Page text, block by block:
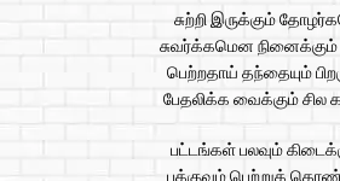
சுற்றி இருக்கும்
சுவர்க்கமென
பெற்றதாய் தந்தையும்
பேதலிக்க வைக்கும்
பட்டங்கள் பலவும்
பக்குவம் பெற்றுக்